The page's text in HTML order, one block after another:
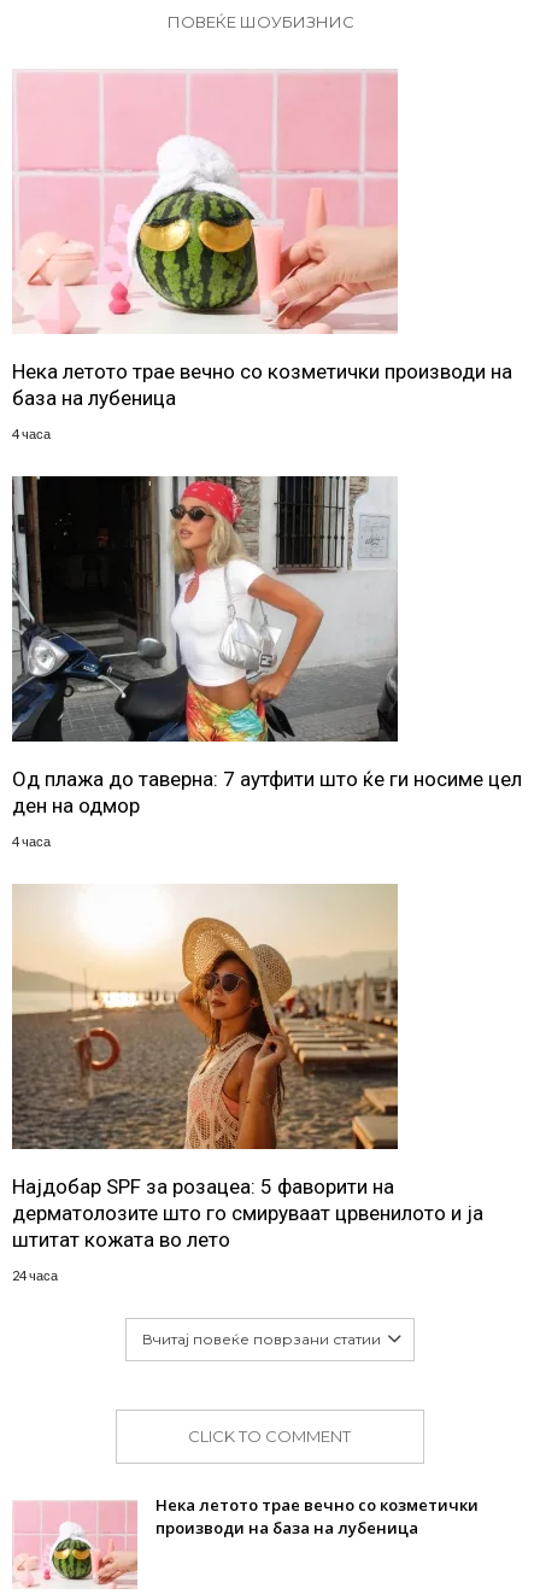
ПОВЕЌЕ ШОУБИЗНИС
Нека летото трае вечно со козметички производи на
база на лубеница
4 часа
Од плажа до таверна: 7 аутфити што ќе ги носиме цел
ден на одмор
4 часа
Најдобар SPF за розацеа: 5 фаворити на
дерматолозите што го смируваат црвенилото и ја
штитат кожата во лето
24 часа
Вчитај повеќе поврзани статии
CLICK TO COMMENT
Нека летото трае вечно со козметички
производи на база на лубеница